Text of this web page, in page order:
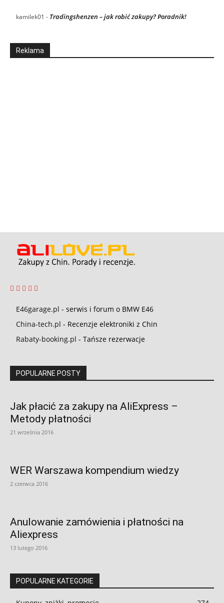
kamilek01 - Tradingshenzen – jak robić zakupy? Poradnik!
Reklama
E46garage.pl - serwis i forum o BMW E46
China-tech.pl - Recenzje elektroniki z Chin
Rabaty-booking.pl - Tańsze rezerwacje
POPULARNE POSTY
Jak płacić za zakupy na AliExpress –
Metody płatności
21 września 2016
WER Warszawa kompendium wiedzy
2 czerwca 2016
Anulowanie zamówienia i płatności na
Aliexpress
13 lutego 2016
POPULARNE KATEGORIE